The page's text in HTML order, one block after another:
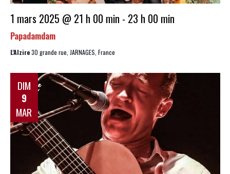
Papadamdam
1 mars 2025 @ 21 h 00 min - 23 h 00 min
L'Alzire30 grande rue, JARNAGES, France
DIM
9
MAR